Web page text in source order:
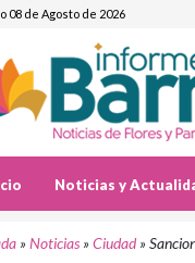
08 de Agosto de 2026
Noticias y
»Noticias »Ciudad»